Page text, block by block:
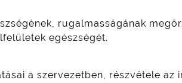
rugalmasságának
egészségét.
a szervezetben, részvétele